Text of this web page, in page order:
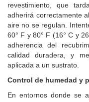
revestimiento, que
adherirá correctamente
aire no se regulan.
60° F y 80° F (16° C y
adherencia del
calidad duradera, y
aplicada a un sustrato.
Control de humedad y
En entornos donde se